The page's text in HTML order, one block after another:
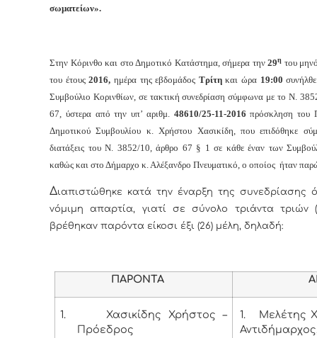
σωματείων».
Στην Κόρινθο και στο Δημοτικό Κατάστημα, σήμερα την29η του
του έτους2016, ημέρα της εβδομάδος Τρίτηκαι ώρα 19:00
Συμβούλιο Κορινθίων, σε τακτική συνεδρίαση σύμφωνα με το Ν.
67, ύστερα από την υπ’ αριθμ. 48610/25-11-2016 πρόσκληση του
Δημοτικού Συμβουλίου κ. Χρήστου Χασικίδη, που επιδόθηκε
διατάξεις του Ν. 3852/10, άρθρο 67 § 1 σε κάθε έναν των
καθώς και στο Δήμαρχο κ. Αλέξανδρο Πνευματικό, ο οποίος ήταν
Διαπιστώθηκε κατά την έναρξη της συνεδρίασης
νόμιμη απαρτία, γιατί σε σύνολο τριάντα τριών
βρέθηκαν παρόντα είκοσι έξι (26) μέλη, δηλαδή:
ΠΑΡΟΝΤΑ
1.
Χασικίδης Χρήστος –
Πρόεδρος
1.
Μελέτης